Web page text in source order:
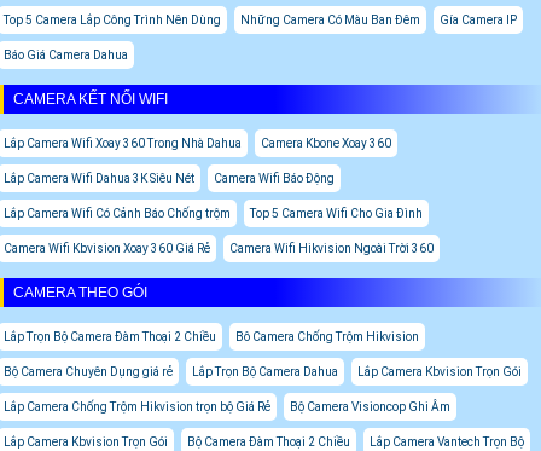
Top 5 Camera Lắp Công Trình Nên Dùng Những Camera Có Màu Ban Đêm Gía Camera IP
Báo Giá Camera Dahua
CAMERA KẾT NỐI WIFI
Lắp Camera Wifi Xoay 360 Trong Nhà Dahua Camera Kbone Xoay 360
Lắp Camera Wifi Dahua 3K Siêu Nét Camera Wifi Báo Động
Lắp Camera Wifi Có Cảnh Báo Chống trộm Top 5 Camera Wifi Cho Gia Đình
Camera Wifi Kbvision Xoay 360 Giá Rẻ Camera Wifi Hikvision Ngoài Trời 360
CAMERA THEO GÓI
Lắp Trọn Bộ Camera Đàm Thoại 2 Chiều Bô Camera Chống Trộm Hikvision
Bộ Camera Chuyên Dụng giá rẻ Lắp Trọn Bộ Camera Dahua Lắp Camera Kbvision Trọn Gói
Lắp Camera Chống Trộm Hikvision trọn bộ Giá Rẻ Bộ Camera Visioncop Ghi Âm
Lắp Camera Kbvision Trọn Gói Bộ Camera Đàm Thoại 2 Chiều Lắp Camera Vantech Trọn Bộ